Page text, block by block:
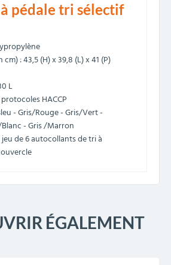
pédale tri sélectif
: 43,5 (H) x 39,8 (L) x 41 (P)
L
HACCP
- Gris/Rouge - Gris/Vert -
- Gris /Marron
de 6 autocollants de tri à
ÉGALEMENT